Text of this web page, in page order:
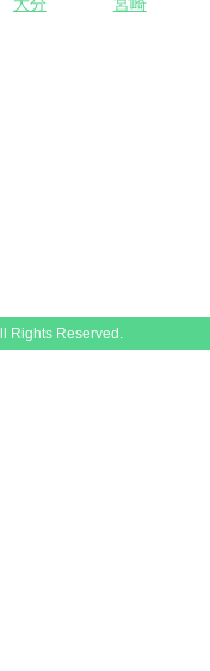
Rights Reserved.